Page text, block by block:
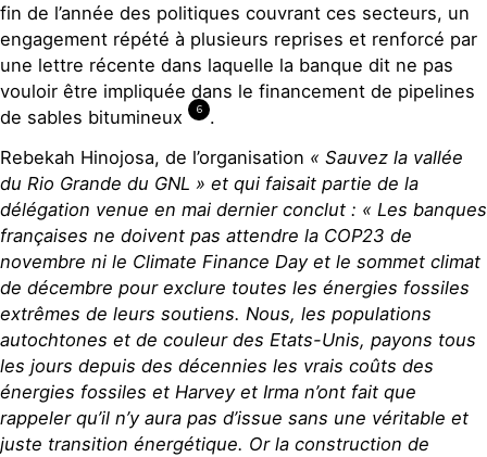
fin de l’année des politiques couvrant ces secteurs, un
engagement répété à plusieurs reprises et renforcé par
une lettre récente dans laquelle la banque dit ne pas
vouloir être impliquée dans le financement de pipelines
de sables bitumineux
6
.
Rebekah Hinojosa, de l’organisation « Sauvez la vallée
du Rio Grande du GNL » et qui faisait partie de la
délégation venue en mai dernier conclut : « Les banques
françaises ne doivent pas attendre la COP23 de
novembre ni le Climate Finance Day et le sommet climat
de décembre pour exclure toutes les énergies fossiles
extrêmes de leurs soutiens. Nous, les populations
autochtones et de couleur des Etats-Unis, payons tous
les jours depuis des décennies les vrais coûts des
énergies fossiles et Harvey et Irma n’ont fait que
rappeler qu’il n’y aura pas d’issue sans une véritable et
juste transition énergétique. Or la construction de